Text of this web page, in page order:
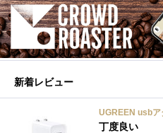
新着レビュー
丁度良い